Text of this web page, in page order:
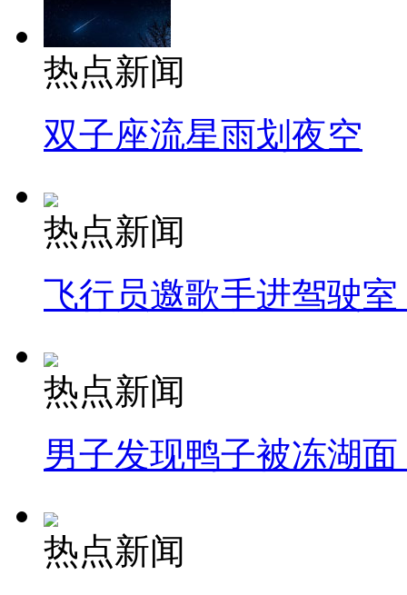
热点新闻
双子座流星雨划夜空
热点新闻
飞行员邀歌手进驾驶
热点新闻
男子发现鸭子被冻湖
热点新闻